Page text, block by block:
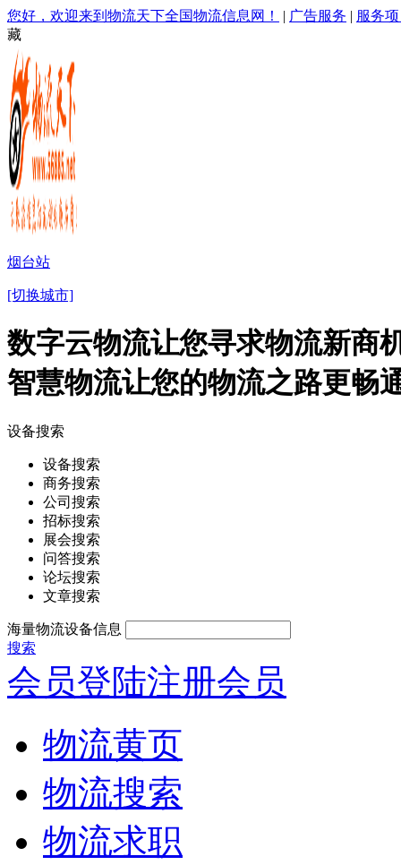
您好，欢迎来到物流天下全国物流信息网！ | 广告服务 | 服务
藏
烟台站
[切换城市]
数字云物流让您寻求物流新商
智慧物流让您的物流之路更畅
设备搜索
设备搜索
商务搜索
公司搜索
招标搜索
展会搜索
问答搜索
论坛搜索
文章搜索
海量物流设备信息
搜索
会员登陆注册会员
物流黄页
物流搜索
物流求职